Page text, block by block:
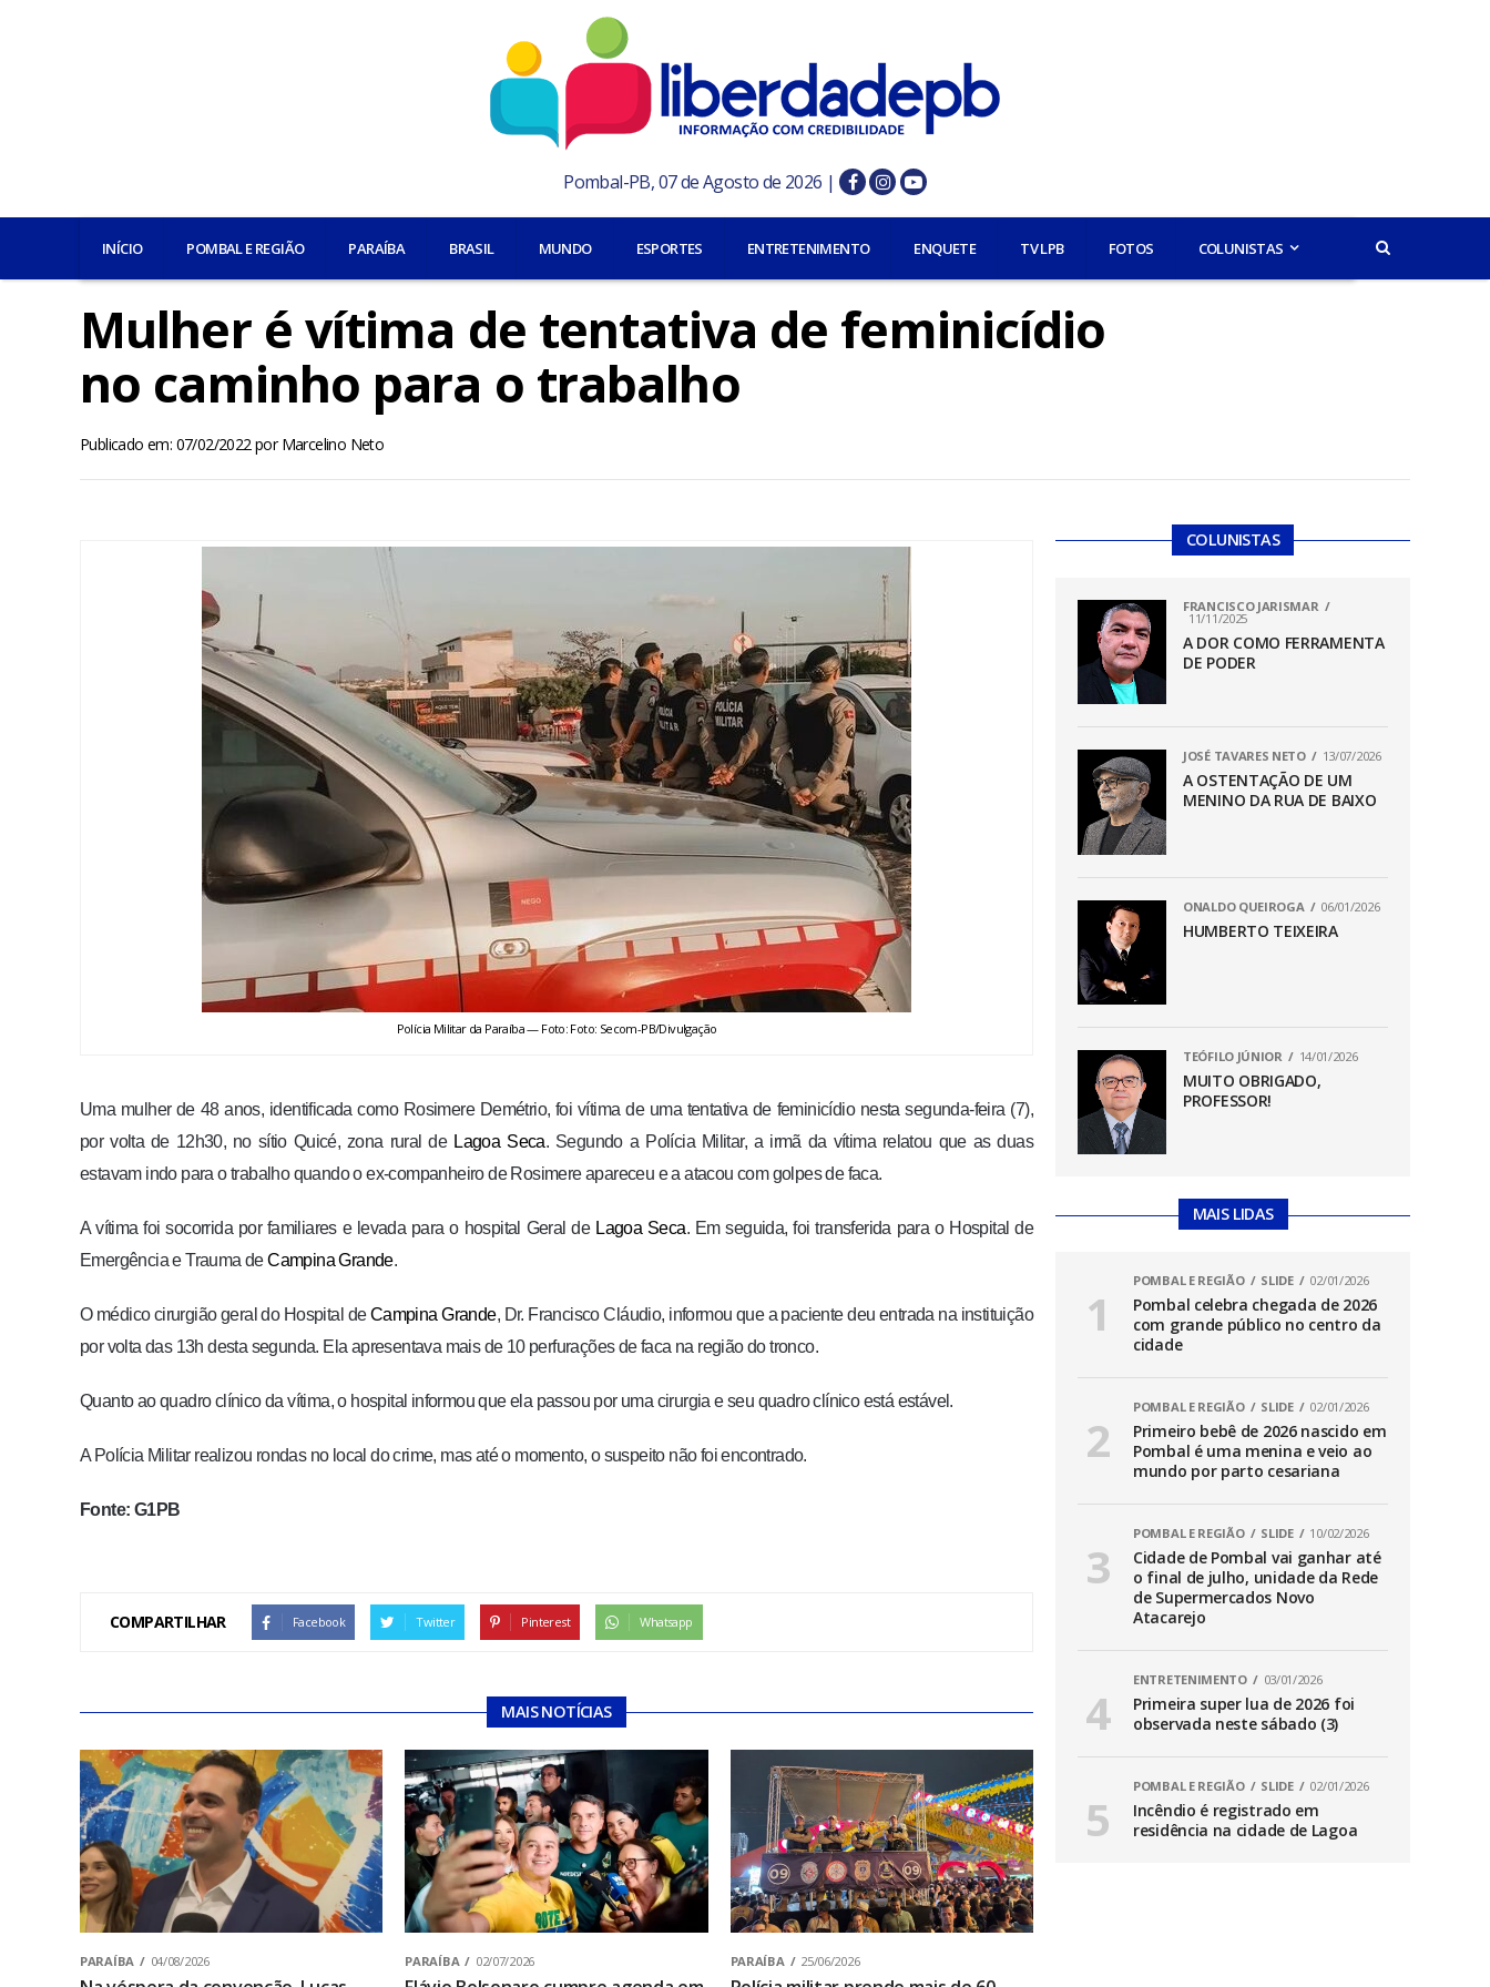
Pombal-PB, 07 de Agosto de 2026 |
INÍCIO POMBAL E REGIÃO PARAÍBA BRASIL MUNDO ESPORTES ENTRETENIMENTO ENQUETE TV LPB FOTOS COLUNISTAS
Mulher é vítima de tentativa de feminicídio
no caminho para o trabalho
Publicado em: 07/02/2022porMarcelino Neto
Polícia Militar da Paraíba — Foto: Foto: Secom-PB/Divulgação
Uma mulher de 48 anos, identificada como Rosimere Demétrio, foi vítima de uma tentativa de feminicídio nesta segunda-feira (7),
por volta de 12h30, no sítio Quicé, zona rural de Lagoa Seca. Segundo a Polícia Militar, a irmã da vítima relatou que as duas
estavam indo para o trabalho quando o ex-companheiro de Rosimere apareceu e a atacou com golpes de faca.
A vítima foi socorrida por familiares e levada para o hospital Geral de Lagoa Seca. Em seguida, foi transferida para o Hospital de
Emergência e Trauma deCampina Grande.
O médico cirurgião geral do Hospital deCampina Grande, Dr. Francisco Cláudio, informou que a paciente deu entrada na instituição
por volta das 13h desta segunda. Ela apresentava mais de 10 perfurações de faca na região do tronco.
Quanto ao quadro clínico da vítima, o hospital informou que ela passou por uma cirurgia e seu quadro clínico está estável.
A Polícia Militar realizou rondas no local do crime, mas até o momento, o suspeito não foi encontrado.
Fonte: G1PB
COMPARTILHAR Facebook Twitter Pinterest Whatsapp
MAIS NOTÍCIAS
PARAÍBA 04/08/2026 PARAÍBA 02/07/2026 PARAÍBA 25/06/2026
COLUNISTAS
FRANCISCO JARISMAR
11/11/2025
A DOR COMO FERRAMENTA
DE PODER
JOSÉ TAVARES NETO 13/07/2026
A OSTENTAÇÃO DE UM
MENINO DA RUA DE BAIXO
ONALDO QUEIROGA 06/01/2026
HUMBERTO TEIXEIRA
TEÓFILO JÚNIOR 14/01/2026
MUITO OBRIGADO,
PROFESSOR!
MAIS LIDAS
POMBAL E REGIÃO SLIDE 02/01/2026
Pombal celebra chegada de 2026
com grande público no centro da
cidade
POMBAL E REGIÃO SLIDE 02/01/2026
Primeiro bebê de 2026 nascido em
Pombal é uma menina e veio ao
mundo por parto cesariana
POMBAL E REGIÃO SLIDE 10/02/2026
Cidade de Pombal vai ganhar até
o final de julho, unidade da Rede
de Supermercados Novo
Atacarejo
ENTRETENIMENTO 03/01/2026
Primeira super lua de 2026 foi
observada neste sábado (3)
POMBAL E REGIÃO SLIDE 02/01/2026
Incêndio é registrado em
residência na cidade de Lagoa